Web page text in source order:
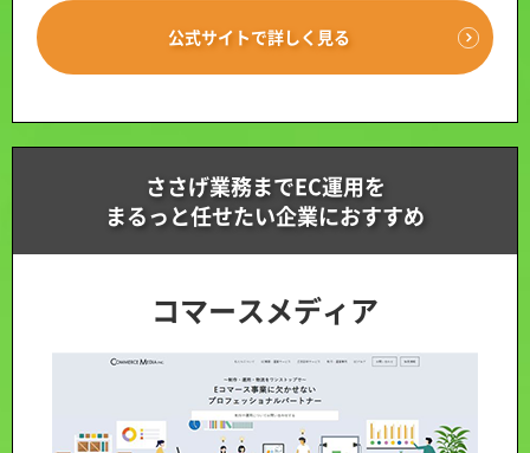
公式サイトで詳しく見る
ささげ業務までEC運用を
まるっと任せたい企業におすすめ
コマースメディア